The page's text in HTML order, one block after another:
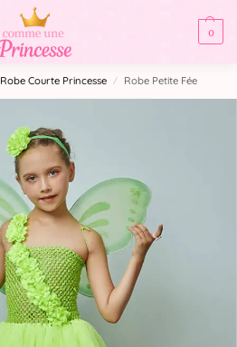
0
Robe Courte Princesse / Robe Petite Fée